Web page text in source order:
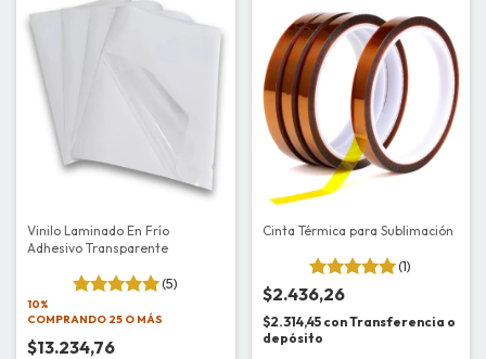
Vinilo Laminado En Frío
Adhesivo Transparente
(5)
10%
COMPRANDO 25 O MÁS
$13.234,76
Cinta Térmica para Sublimación
(1)
$2.436,26
$2.314,45 conTransferencia o
depósito